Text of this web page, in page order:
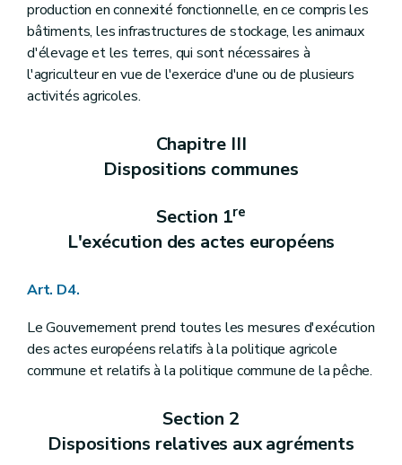
Art. D365
Section 2 Le Centre wallon de recherches agronomiques
Sous-section 1re
Le Centre wallon de recherches agronomiques
Art. D366
Art. D367
Art. D368
Art. D370
Sous-section 3 La gestion financière
Art. D371
Art. D373
Art. D374
Art. D375
Section 3
Le Comité de concertation et de suivi de la recherche agronomique
Art. D379
Art. D380
Chapitre II Les subsides à l'innovation et à la recherche scientifique et technique à finalité agricole
La promotion des innovations au sein des exploitations agricoles
Art. D382
Art. D383
production en connexité fonctionnelle, en ce compris les
bâtiments, les infrastructures de stockage, les animaux
d'élevage et les terres, qui sont nécessaires à
l'agriculteur en vue de l'exercice d'une ou de plusieurs
activités agricoles.
Chapitre III
Dispositions communes
Section 1re
L'exécution des actes européens
Art. D4.
Le Gouvernement prend toutes les mesures d'exécution
des actes européens relatifs à la politique agricole
commune et relatifs à la politique commune de la pêche.
Section 2
Dispositions relatives aux agréments